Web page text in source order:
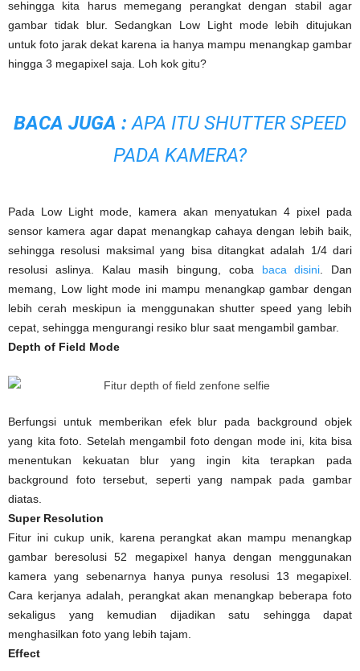
sehingga kita harus memegang perangkat dengan stabil agar
gambar tidak blur. Sedangkan Low Light mode lebih ditujukan
untuk foto jarak dekat karena ia hanya mampu menangkap gambar
hingga 3 megapixel saja. Loh kok gitu?
BACA JUGA : APA ITU SHUTTER SPEED
PADA KAMERA?
Pada Low Light mode, kamera akan menyatukan 4 pixel pada
sensor kamera agar dapat menangkap cahaya dengan lebih baik,
sehingga resolusi maksimal yang bisa ditangkat adalah 1/4 dari
resolusi aslinya. Kalau masih bingung, coba baca disini. Dan
memang, Low light mode ini mampu menangkap gambar dengan
lebih cerah meskipun ia menggunakan shutter speed yang lebih
cepat, sehingga mengurangi resiko blur saat mengambil gambar.
Depth of Field Mode
Berfungsi untuk memberikan efek blur pada background objek
yang kita foto. Setelah mengambil foto dengan mode ini, kita bisa
menentukan kekuatan blur yang ingin kita terapkan pada
background foto tersebut, seperti yang nampak pada gambar
diatas.
Super Resolution
Fitur ini cukup unik, karena perangkat akan mampu menangkap
gambar beresolusi 52 megapixel hanya dengan menggunakan
kamera yang sebenarnya hanya punya resolusi 13 megapixel.
Cara kerjanya adalah, perangkat akan menangkap beberapa foto
sekaligus yang kemudian dijadikan satu sehingga dapat
menghasilkan foto yang lebih tajam.
Effect